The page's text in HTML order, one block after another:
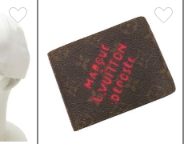
favorite favorite